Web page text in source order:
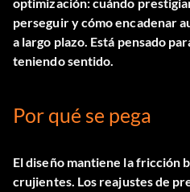
perseguir y cómo encadenar
a largo plazo. Está pensado
teniendo sentido.
Por qué se pega
El diseño mantiene la fricción
crujientes. Los reajustes de